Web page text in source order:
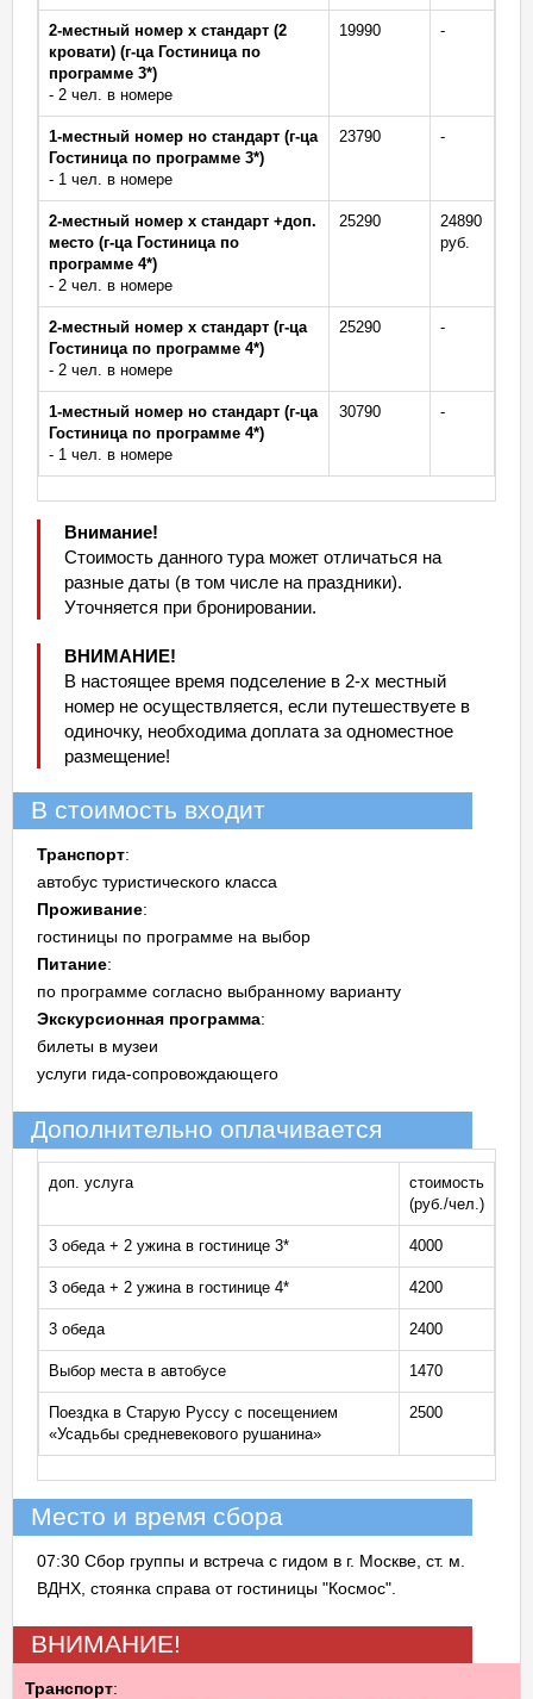
2-местный номер х стандарт (2
кровати) (г-ца Гостиница по
программе 3*)
- 2 чел. в номере
19990 -
1-местный номер но стандарт (г-ца
Гостиница по программе 3*)
- 1 чел. в номере
23790 -
2-местный номер х стандарт +доп.
место (г-ца Гостиница по
программе 4*)
- 2 чел. в номере
25290
24890
руб.
2-местный номер х стандарт (г-ца
Гостиница по программе 4*)
- 2 чел. в номере
25290 -
1-местный номер но стандарт (г-ца
Гостиница по программе 4*)
- 1 чел. в номере
30790 -
Внимание!
Стоимость данного тура может отличаться на
разные даты (в том числе на праздники).
Уточняется при бронировании.
ВНИМАНИЕ!
В настоящее время подселение в 2-х местный
номер не осуществляется, если путешествуете в
одиночку, необходима доплата за одноместное
размещение!
В стоимость входит
Транспорт:
автобус туристического класса
Проживание:
гостиницы по программе на выбор
Питание:
по программе согласно выбранному варианту
Экскурсионная программа:
билеты в музеи
услуги гида-сопровождающего
Дополнительно оплачивается
доп. услуга
стоимость
(руб./чел.)
3 обеда + 2 ужина в гостинице 3* 4000
3 обеда + 2 ужина в гостинице 4* 4200
3 обеда 2400
Выбор места в автобусе 1470
Поездка в Старую Руссу с посещением
«Усадьбы средневекового рушанина»
2500
Место и время сбора
07:30 Сбор группы и встреча с гидом в г. Москве, ст. м.
ВДНХ, стоянка справа от гостиницы "Космос".
ВНИМАНИЕ!
Транспорт: